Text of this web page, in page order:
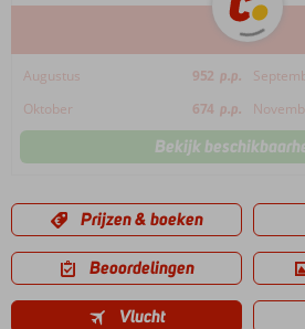
Augustus 952 p.p.
Oktober
674 p.p.
Bekijk
Prijzen & boeken
Beoordelingen
Vlucht